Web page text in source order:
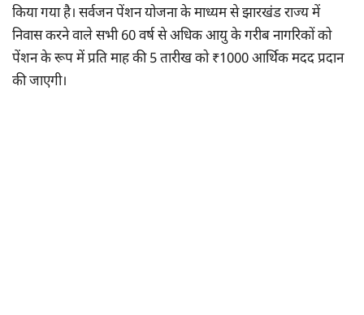
किया गया है। सर्वजन पेंशन योजना के माध्यम से झारखंड राज्य में
निवास करने वाले सभी 60 वर्ष से अधिक आयु के गरीब नागरिकों को
पेंशन के रूप में प्रति माह की 5 तारीख को ₹1000 आर्थिक मदद प्रदान
की जाएगी।